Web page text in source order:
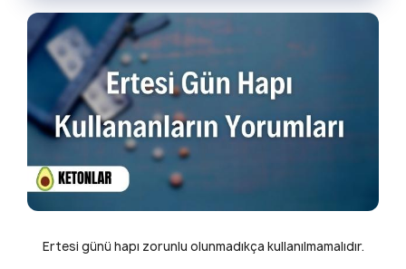
Ertesi günü hapı zorunlu olunmadıkça kullanılmamalıdır.